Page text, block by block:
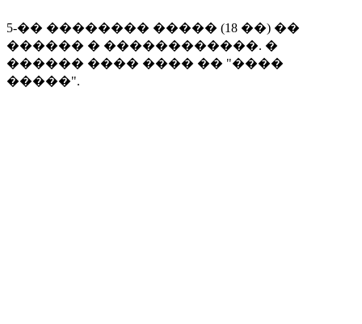
5-�� �������� ����� (18 ��) ��
������ � ������������. �
������ ���� ���� �� "����
�����".